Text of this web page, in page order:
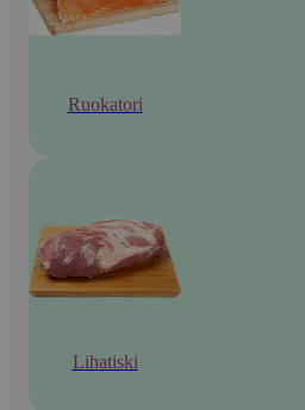
Ruokatori
Lihatiski